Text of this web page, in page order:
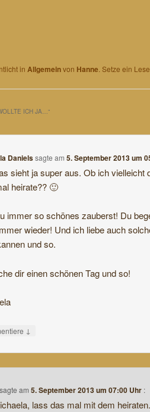
in Allgemeinvon Hanne . Setze ein
ICH JA…“
Danielssagte am5. September 2013 um
sieht ja super aus. Ob ich vielleicht
heirate?? 🙂
immer so schönes zauberst! Du
wieder! Und ich liebe auch
und so.
dir einen schönen Tag und so!
↓
sagte am5. September 2013 um 07:00 Uhr :
lass das mal mit dem heiraten.